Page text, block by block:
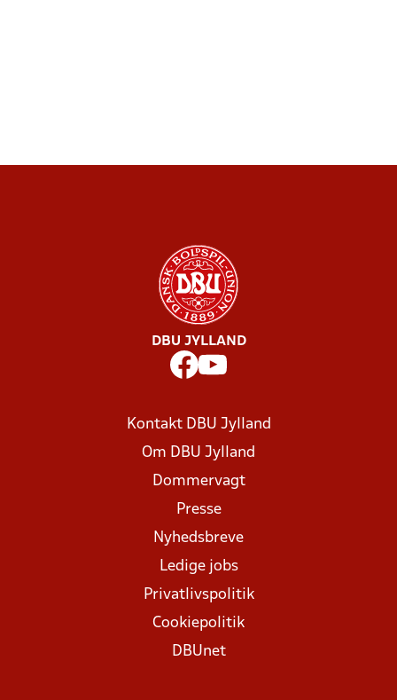
DBU JYLLAND
Kontakt DBU Jylland
Om DBU Jylland
Dommervagt
Presse
Nyhedsbreve
Ledige jobs
Privatlivspolitik
Cookiepolitik
DBUnet